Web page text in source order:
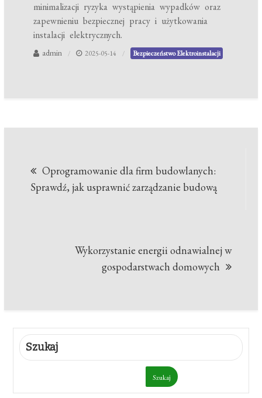
minimalizacji ryzyka wystąpienia wypadków oraz
zapewnieniu bezpiecznej pracy i użytkowania
instalacji elektrycznych.
admin 2025-05-14 Bezpieczeństwo Elektroinstalacji
wpisu
Oprogramowanie dla firm budowlanych:
Sprawdź, jak usprawnić zarządzanie budową
Wykorzystanie energii odnawialnej w
gospodarstwach domowych
Szukaj
Szukaj